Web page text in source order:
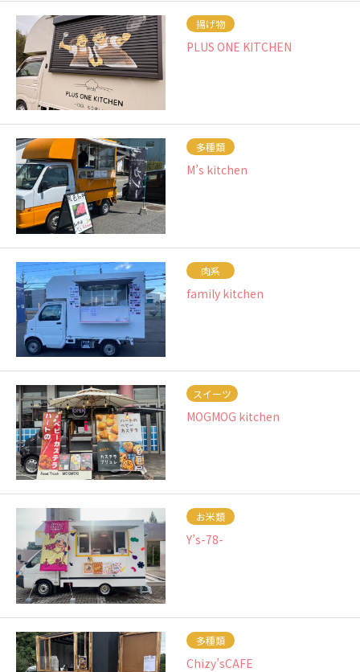
揚げ物
PLUS ONE KITCHEN
多種類
M’s kitchen
肉系
family kitchen
スイーツ
MOGMOG kitchen
お米類
Y’s-78-
多種類
Chizy’sCAFE